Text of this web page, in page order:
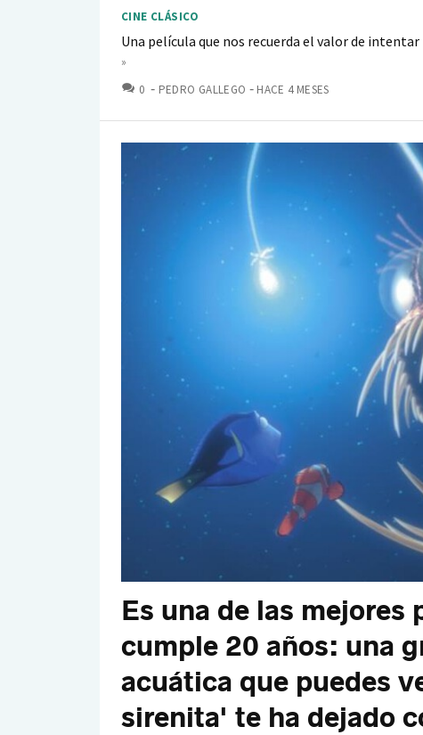
CINE CLÁSICO
Una película que nos recuerda el valor de
»
0 COMENTARIOS
PEDRO GALLEGO HACE 4 MESES
Es una de las mejores
cumple 20 años: una
acuática que puedes
sirenita' te ha dejado